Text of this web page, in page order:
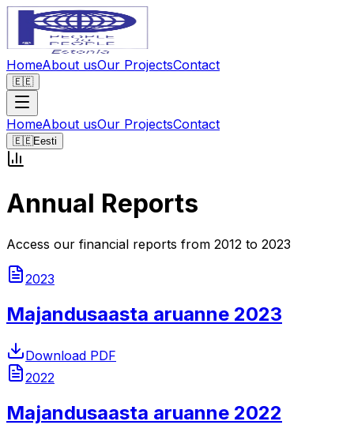
HomeAbout usOur ProjectsContact
🇪🇪
HomeAbout usOur ProjectsContact
🇪🇪Eesti
Annual Reports
Access our financial reports from 2012 to 2023
2023
Majandusaasta aruanne 2023
Download PDF
2022
Majandusaasta aruanne 2022